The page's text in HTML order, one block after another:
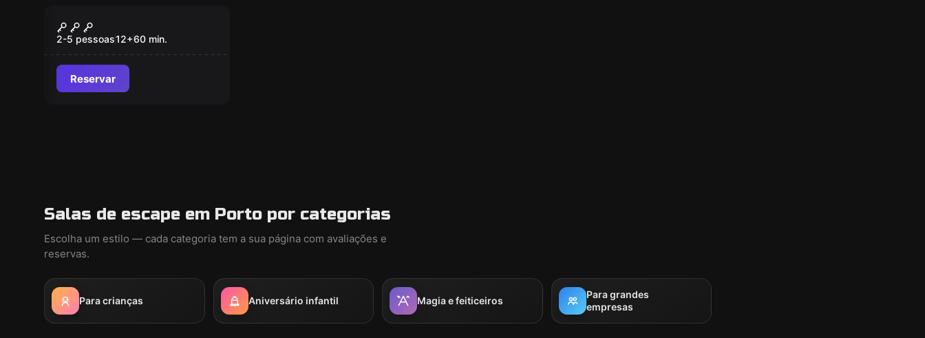
APOCALYPSE
2-5 pessoas12+60 min.
Reservar
Salas de escape em Porto por categorias
Escolha um estilo — cada categoria tem a sua página com avaliações e
reservas.
Para crianças Aniversário infantil Magia e feiticeiros
Para grandes
empresas